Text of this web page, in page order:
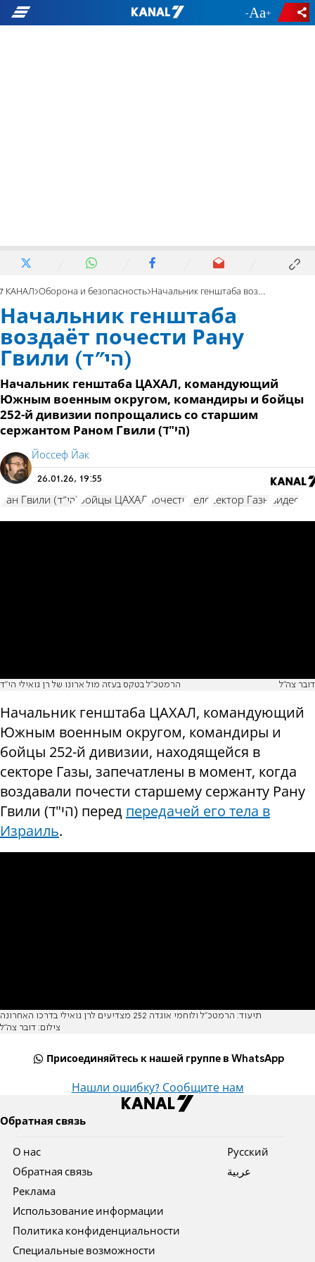
- +
7 КАНАЛ Оборона и безопасность
Начальник генштаба
воздаёт почести Рану
Гвили (הי"ד)
Начальник генштаба ЦАХАЛ, командующий
Южным военным округом, командиры и бойцы
252-й дивизии попрощались со старшим
сержантом Раном Гвили (הי"ד)
Йоссеф Йак
26.01.26, 19:55
Ран Гвили (הי"ד) бойцы ЦАХАЛ почести тело сектор Газы видео
הרמטכ"ל בטקס בעזה מול ארונו של רן גואילי הי"ד דובר צה"ל
Начальник генштаба ЦАХАЛ, командующий
Южным военным округом, командиры и
бойцы 252-й дивизии, находящейся в
секторе Газы, запечатлены в момент, когда
воздавали почести старшему сержанту Рану
Гвили (הי"ד) перед передачей его тела в
Израиль.
תיעוד: הרמטכ"ל ולוחמי אוגדה 252 מצדיעים לרן גואילי בדרכו האחרונה
צילום: דובר צה"ל
Присоединяйтесь к нашей группе в WhatsApp
Нашли ошибку? Сообщите нам
Обратная связь
О нас
Обратная связь
Реклама
Использование информации
Политика конфиденциальности
Специальные возможности
Pусский
عربية